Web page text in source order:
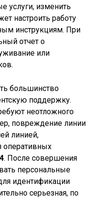
услуги, изменить
настроить работу
инструкциям. При
отчет о
или
большинство
поддержку.
неотложного
повреждение линии
линией,
оперативных
. После совершения
персональные
идентификации
серьезная, по